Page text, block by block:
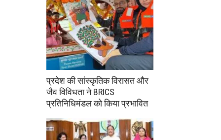
प्रदेश की सांस्कृतिक विरासत और
जैव विविधता ने BRICS
प्रतिनिधिमंडल को किया प्रभावित